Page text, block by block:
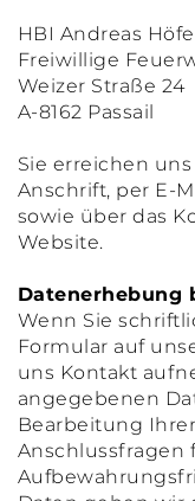
HBI Andreas
Freiwillige
Weizer Straße 24
A-8162 Passail
Sie erreichen
Anschrift, per E-
sowie über das
Website.
Datenerhebung
Wenn Sie
Formular auf
uns Kontakt
angegebenen
Bearbeitung
Anschlussfragen